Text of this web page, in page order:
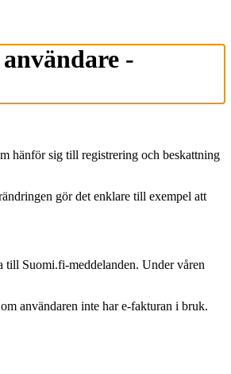
-
hänför sig till registrering och beskattning
gör det enklare till exempel att
till Suomi.fi-meddelanden. Under våren
användaren inte har e-fakturan i bruk.